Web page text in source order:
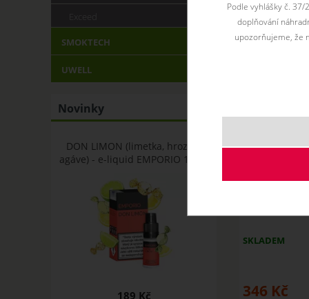
SKLADEM
346 Kč
SMOKTECH
UWELL
Novinky
DON LIMON (limetka, hrozno,
agáve) - e-liquid EMPORIO 10 ml
189 Kč
Podle vyhlášky č.
doplňování
upozorňujeme, že